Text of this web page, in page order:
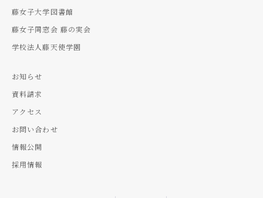
藤女子大学図書館
藤女子同窓会 藤の実会
学校法人藤天使学園
お知らせ
資料請求
アクセス
お問い合わせ
情報公開
採用情報